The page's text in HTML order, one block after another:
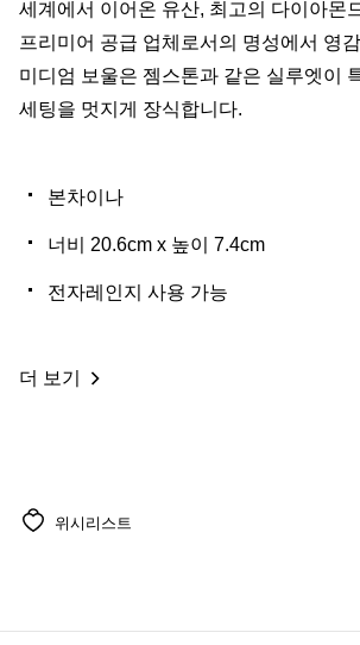
세계에서 이어온 유산, 최고의 다이아몬
프리미어 공급 업체로서의 명성에서 영
미디엄 보울은 젬스톤과 같은 실루엣이
세팅을 멋지게 장식합니다.
본차이나
너비 20.6cm x 높이 7.4cm
전자레인지 사용 가능
더 보기
위시리스트